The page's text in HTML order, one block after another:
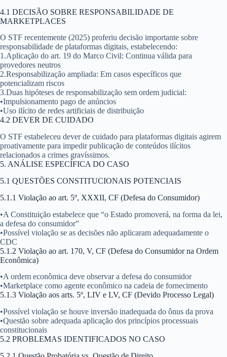
4.1 DECISÃO SOBRE RESPONSABILIDADE DE
MARKETPLACES
O STF recentemente (2025) proferiu decisão importante sobre
responsabilidade de plataformas digitais, estabelecendo:
1.Aplicação do art. 19 do Marco Civil: Continua válida para
provedores neutros
2.Responsabilização ampliada: Em casos específicos que
potencializam riscos
3.Duas hipóteses de responsabilização sem ordem judicial:
•Impulsionamento pago de anúncios
•Uso ilícito de redes artificiais de distribuição
4.2 DEVER DE CUIDADO
O STF estabeleceu dever de cuidado para plataformas digitais agirem
proativamente para impedir publicação de conteúdos ilícitos
relacionados a crimes gravíssimos.
5. ANÁLISE ESPECÍFICA DO CASO
5.1 QUESTÕES CONSTITUCIONAIS POTENCIAIS
5.1.1 Violação ao art. 5º, XXXII, CF (Defesa do Consumidor)
•A Constituição estabelece que “o Estado promoverá, na forma da lei,
a defesa do consumidor”
•Possível violação se as decisões não aplicaram adequadamente o
CDC
5.1.2 Violação ao art. 170, V, CF (Defesa do Consumidor na Ordem
Econômica)
•A ordem econômica deve observar a defesa do consumidor
•Marketplace como agente econômico na cadeia de fornecimento
5.1.3 Violação aos arts. 5º, LIV e LV, CF (Devido Processo Legal)
•Possível violação se houve inversão inadequada do ônus da prova
•Questão sobre adequada aplicação dos princípios processuais
constitucionais
5.2 PROBLEMAS IDENTIFICADOS NO CASO